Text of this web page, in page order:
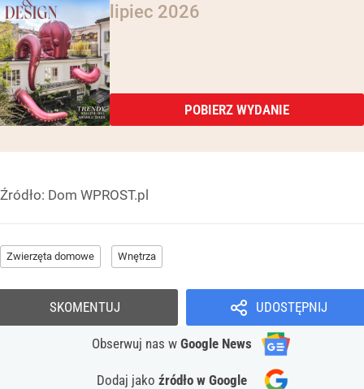
lipiec 2026
POBIERZ WYDANIE
Źródło: Dom WPROST.pl
Zwierzęta domowe Wnętrza
UDOSTĘPNIJ
Obserwuj nas w Google News
Dodaj jako źródło w Google
SKOMENTUJ